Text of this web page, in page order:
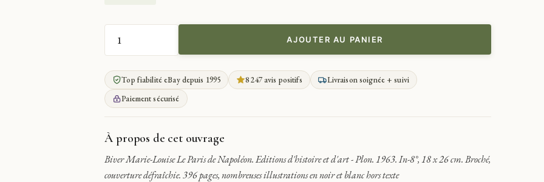
QUANTITÉ
DE
NAPOLÉON
LE
PARIS
DE
AJOUTER AU PANIER
Top fiabilité eBay depuis 1995 8 247 avis positifs
Livraison soignée + suivi
Paiement sécurisé
À propos de cet ouvrage
Biver Marie-Louise Le Paris de Napoléon. Editions d'histoire et d'art - Plon. 1963. In-8°, 18 x 26 cm. Broché,
couverture défraîchie. 396 pages, nombreuses illustrations en noir et blanc hors texte